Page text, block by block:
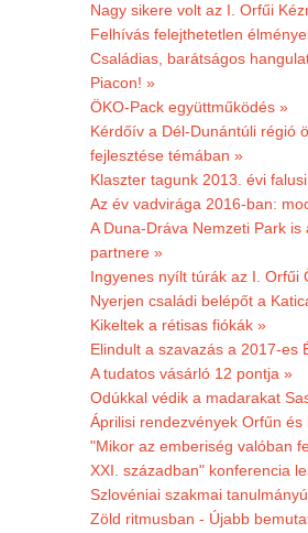
Nagy sikere volt az I. Orfűi
Felhívás felejthetetlen
Családias, barátságos
Piacon! »
ÖKO-Pack együttműködés »
Kérdőív a Dél-Dunántúli régió
fejlesztése témában »
Klaszter tagunk 2013. évi
Az év vadvirága 2016-ban:
A Duna-Dráva Nemzeti Park
partnere »
Ingyenes nyílt túrák az I. Orfűi
Nyerjen családi belépőt a
Kikeltek a rétisas fiókák »
Elindult a szavazás a 2017-es
A tudatos vásárló 12 pontja »
Odúkkal védik a madarakat
Áprilisi rendezvények Orfűn és
"Mikor az emberiség valóban
XXI. században" konferencia
Szlovéniai szakmai
Zöld ritmusban - Újabb